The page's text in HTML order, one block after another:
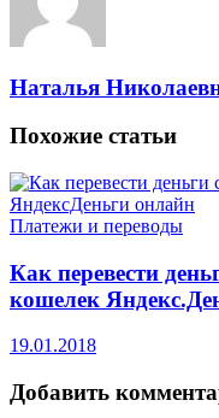
Наталья
Похожие статьи
Платежи и переводы
Как перевести
кошелек
19.01.2018
Добавить